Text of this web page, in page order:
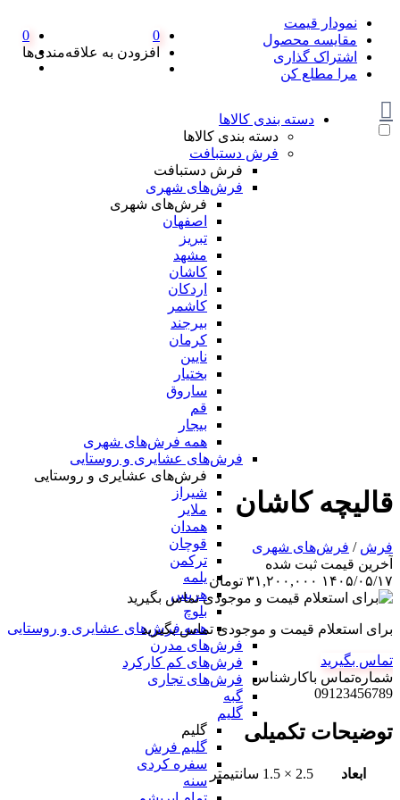
نمودار قیمت
مقایسه محصول
اشتراک گذاری
مرا مطلع کن
0
افزودن به علاقه‌مندی‌ها
0
دسته بندی کالاها
دسته بندی کالاها
فرش دستبافت
فرش دستبافت
فرش‌های شهری
فرش‌های شهری
اصفهان
تبریز
مشهد
کاشان
اردکان
کاشمر
بیرجند
کرمان
نایین
بختیار
ساروق
قم
بیجار
همه فرش‌های شهری
فرش‌های عشایری و روستایی
فرش‌های عشایری و روستایی
شیراز
ملایر
همدان
قوچان
ترکمن
یلمه
هریس
بلوچ
همه فرش‌های عشایری و روستایی
فرش‌های مدرن
فرش‌های کم کارکرد
فرش‌های تجاری
گبه
گلیم
گلیم
گلیم فرش
سفره کردی
سنه
قالیچه کاشان
فرش / فرش‌های شهری
آخرین‌ قیمت ثبت‌ شده
۱۴۰۵/۰۵/۱۷ ۳۱,۲۰۰,۰۰۰ تومان
برای استعلام قیمت و موجودی تماس بگیرید
تماس بگیرید
شماره‌تماس‌ با‌کارشناس
09123456789
توضیحات تکمیلی
ابعاد 2.5 × 1.5 سانتیمتر